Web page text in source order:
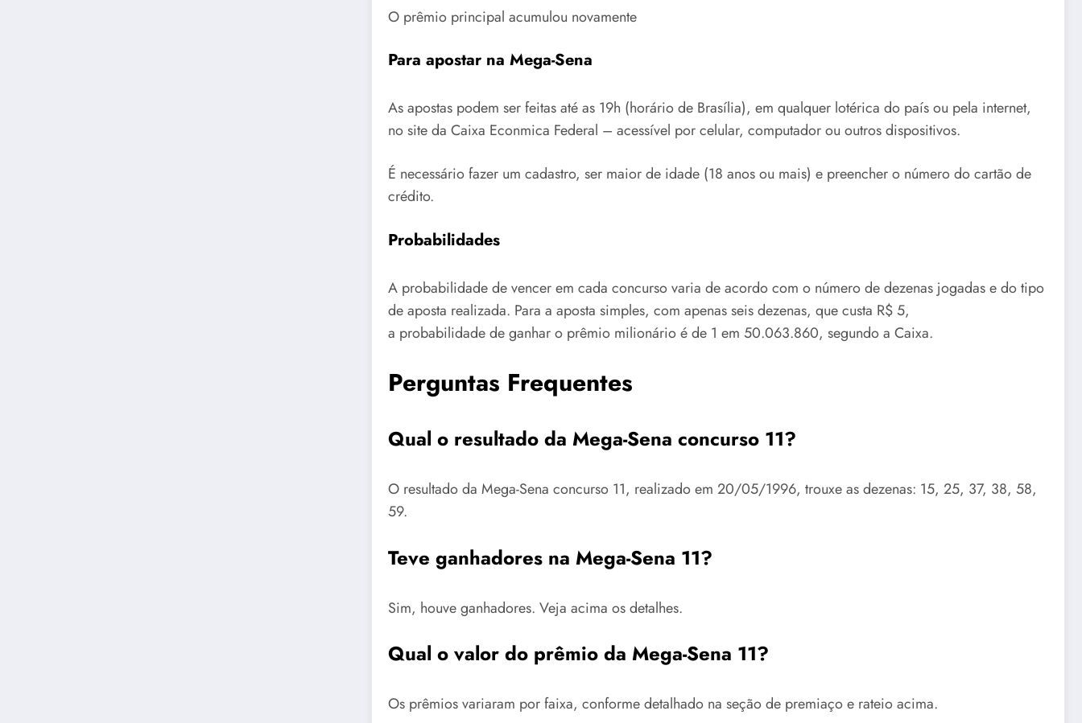
O prêmio principal acumulou novamente
Para apostar na Mega-Sena
As apostas podem ser feitas até as 19h (horário de Brasília), em qualquer lotérica do país ou pela internet,
no site da Caixa Econmica Federal – acessível por celular, computador ou outros dispositivos.
É necessário fazer um cadastro, ser maior de idade (18 anos ou mais) e preencher o número do cartão de
crédito.
Probabilidades
A probabilidade de vencer em cada concurso varia de acordo com o número de dezenas jogadas e do tipo
de aposta realizada. Para a aposta simples, com apenas seis dezenas, que custa R$ 5,
a probabilidade de ganhar o prêmio milionário é de 1 em 50.063.860, segundo a Caixa.
Perguntas Frequentes
Qual o resultado da Mega-Sena concurso 11?
O resultado da Mega-Sena concurso 11, realizado em 20/05/1996, trouxe as dezenas: 15, 25, 37, 38, 58,
59.
Teve ganhadores na Mega-Sena 11?
Sim, houve ganhadores. Veja acima os detalhes.
Qual o valor do prêmio da Mega-Sena 11?
Os prêmios variaram por faixa, conforme detalhado na seção de premiaço e rateio acima.